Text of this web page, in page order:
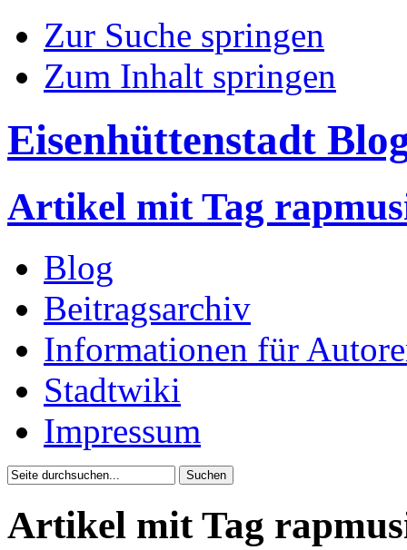
Zur Suche springen
Zum Inhalt springen
Eisenhüttenstadt
Artikel mit Tag
Blog
Beitragsarchiv
Informationen für
Stadtwiki
Impressum
Artikel mit Tag